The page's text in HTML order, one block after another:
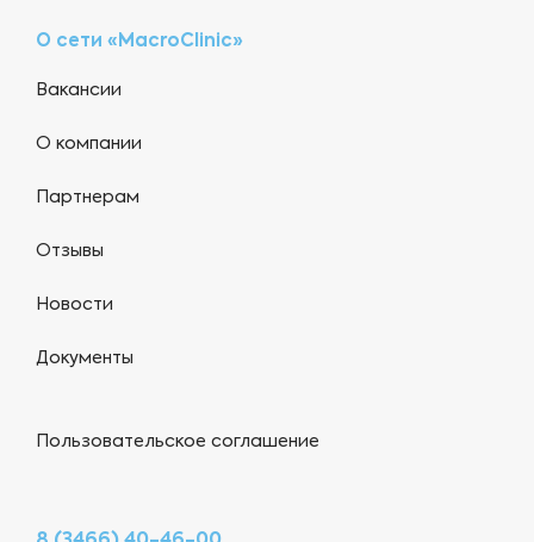
О сети «MacroClinic»
Вакансии
О компании
Партнерам
Отзывы
Новости
Документы
Пользовательское соглашение